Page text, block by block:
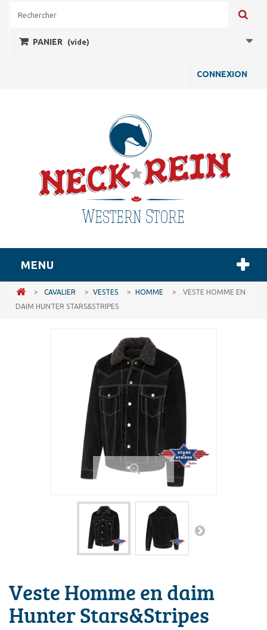
PANIER (vide)
CONNEXION
MENU
> CAVALIER > VESTES > HOMME >
VESTE HOMME EN
DAIM HUNTER STARS&STRIPES
Veste Homme en daim
Hunter Stars&Stripes